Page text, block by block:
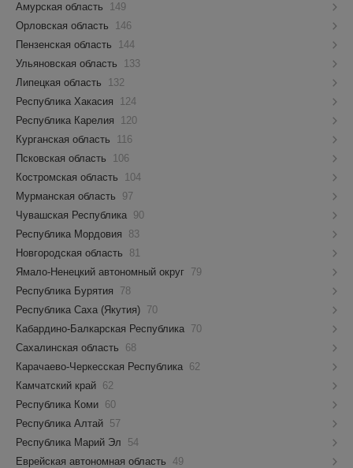
Амурская область
149
Орловская область
146
Пензенская область
144
Ульяновская область
133
Липецкая область
132
Республика Хакасия
124
Республика Карелия
120
Курганская область
116
Псковская область
106
Костромская область
104
Мурманская область
97
Чувашская Республика 90
Республика Мордовия
83
Новгородская область
81
Ямало-Ненецкий автономный округ 79
Республика Бурятия
78
Республика Саха (Якутия) 70
Кабардино-Балкарская Республика 70
Сахалинская область
68
Карачаево-Черкесская Республика 62
Камчатский край 62
Республика Коми 60
Республика Алтай 57
Республика Марий Эл
54
Еврейская автономная область 49